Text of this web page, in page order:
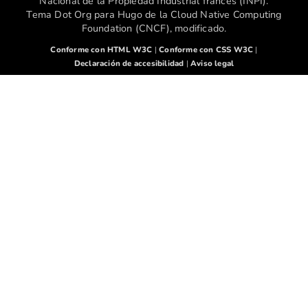
Tema Dot Org para Hugo de la Cloud Native Computing
Foundation (CNCF), modificado.
Conforme con HTML W3C |Conforme con CSS W3C |
Declaración de accesibilidad | Aviso legal